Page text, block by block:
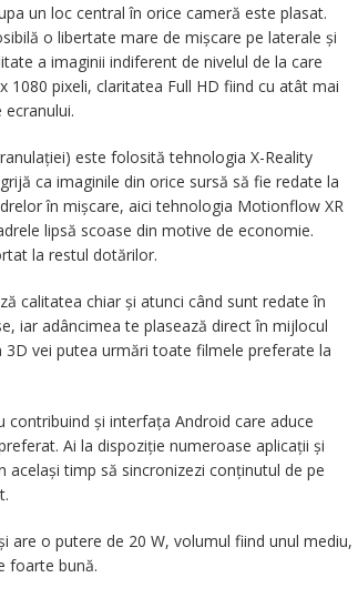
un loc central în orice cameră este plasat.
o libertate mare de mișcare pe laterale și
a imaginii indiferent de nivelul de la care
1080 pixeli, claritatea Full HD fiind cu atât mai
este folosită tehnologia X-Reality
ca imaginile din orice sursă să fie redate la
în mișcare, aici tehnologia Motionflow XR
lipsă scoase din motive de economie.
la restul dotărilor.
calitatea chiar și atunci când sunt redate în
iar adâncimea te plasează direct în mijlocul
vei putea urmări toate filmele preferate la
și interfața Android care aduce
Ai la dispoziție numeroase aplicații și
timp să sincronizezi conținutul de pe
o putere de 20 W, volumul fiind unul mediu,
foarte bună.